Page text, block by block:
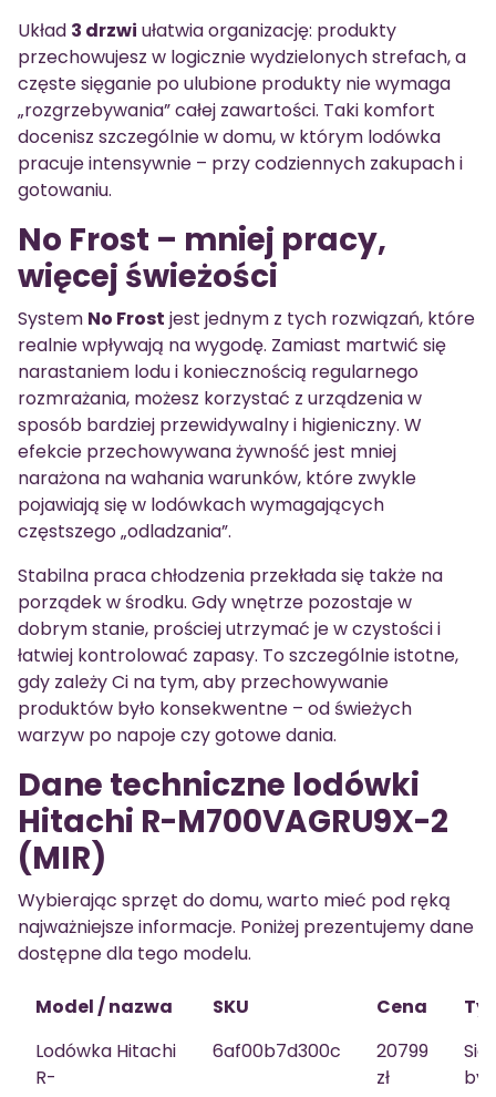
Układ 3 drzwi ułatwia organizację: produkty
przechowujesz w logicznie wydzielonych strefach, a
częste sięganie po ulubione produkty nie wymaga
„rozgrzebywania” całej zawartości. Taki komfort
docenisz szczególnie w domu, w którym lodówka
pracuje intensywnie – przy codziennych zakupach i
gotowaniu.
No Frost – mniej pracy,
więcej świeżości
System No Frost jest jednym z tych rozwiązań, które
realnie wpływają na wygodę. Zamiast martwić się
narastaniem lodu i koniecznością regularnego
rozmrażania, możesz korzystać z urządzenia w
sposób bardziej przewidywalny i higieniczny. W
efekcie przechowywana żywność jest mniej
narażona na wahania warunków, które zwykle
pojawiają się w lodówkach wymagających
częstszego „odladzania”.
Stabilna praca chłodzenia przekłada się także na
porządek w środku. Gdy wnętrze pozostaje w
dobrym stanie, prościej utrzymać je w czystości i
łatwiej kontrolować zapasy. To szczególnie istotne,
gdy zależy Ci na tym, aby przechowywanie
produktów było konsekwentne – od świeżych
warzyw po napoje czy gotowe dania.
Dane techniczne lodówki
Hitachi R-M700VAGRU9X-2
(MIR)
Wybierając sprzęt do domu, warto mieć pod ręką
najważniejsze informacje. Poniżej prezentujemy dane
dostępne dla tego modelu.
Model / nazwa SKU Cena
Lodówka Hitachi
R-
6af00b7d300c
20799
zł
by